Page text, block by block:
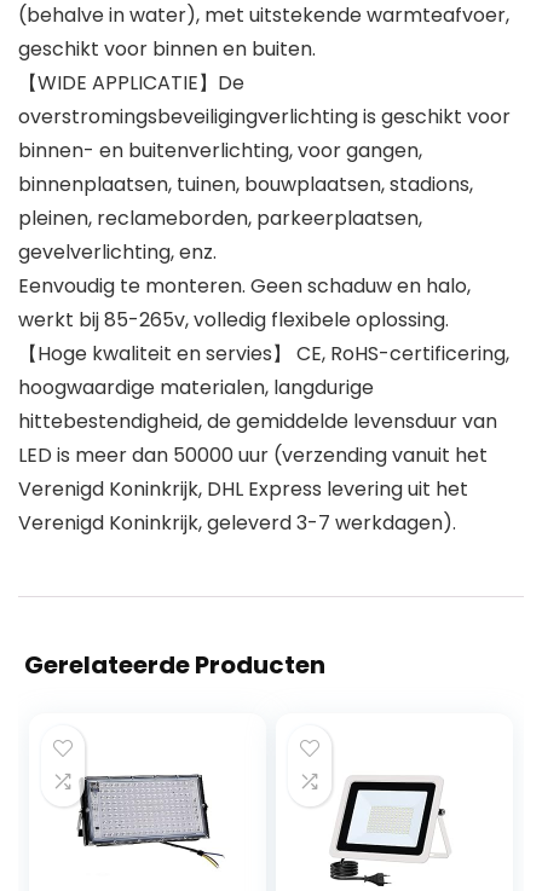
(behalve in water), met uitstekende warmteafvoer,
geschikt voor binnen en buiten.
【WIDE APPLICATIE】De
overstromingsbeveiligingverlichting is geschikt voor
binnen- en buitenverlichting, voor gangen,
binnenplaatsen, tuinen, bouwplaatsen, stadions,
pleinen, reclameborden, parkeerplaatsen,
gevelverlichting, enz.
Eenvoudig te monteren. Geen schaduw en halo,
werkt bij 85-265v, volledig flexibele oplossing.
【Hoge kwaliteit en servies】 CE, RoHS-certificering,
hoogwaardige materialen, langdurige
hittebestendigheid, de gemiddelde levensduur van
LED is meer dan 50000 uur (verzending vanuit het
Verenigd Koninkrijk, DHL Express levering uit het
Verenigd Koninkrijk, geleverd 3-7 werkdagen).
Gerelateerde Producten